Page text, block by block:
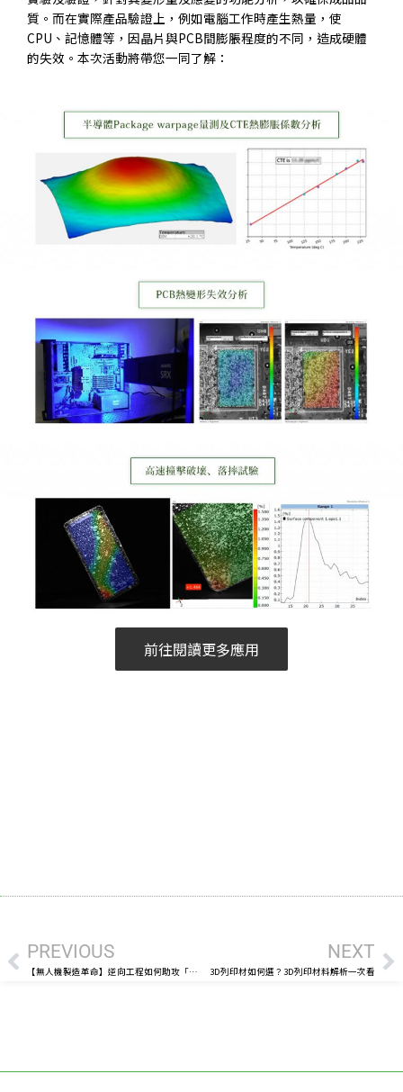
質。而在實際產品驗證上，例如電腦工作時產生熱量，使
CPU、記憶體等，因晶片與PCB間膨脹程度的不同，造成硬體
的失效。本次活動將帶您一同了解：
前往閱讀更多應用
上一頁
PREVIOUS
【無人機製造革命】逆向工程如何助攻「去紅供應鏈」？縮短 70% 研發時程的重置技術全解析
NEXT
3D列印材如何選？3D列印材料解析一次看